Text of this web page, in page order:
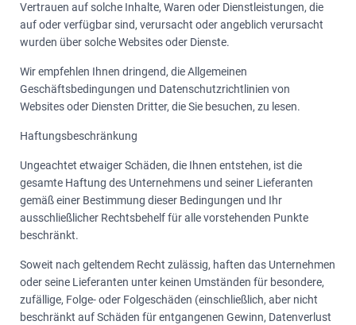
Vertrauen auf solche Inhalte, Waren oder Dienstleistungen, die
auf oder verfügbar sind, verursacht oder angeblich verursacht
wurden über solche Websites oder Dienste.
Wir empfehlen Ihnen dringend, die Allgemeinen
Geschäftsbedingungen und Datenschutzrichtlinien von
Websites oder Diensten Dritter, die Sie besuchen, zu lesen.
Haftungsbeschränkung
Ungeachtet etwaiger Schäden, die Ihnen entstehen, ist die
gesamte Haftung des Unternehmens und seiner Lieferanten
gemäß einer Bestimmung dieser Bedingungen und Ihr
ausschließlicher Rechtsbehelf für alle vorstehenden Punkte
beschränkt.
Soweit nach geltendem Recht zulässig, haften das Unternehmen
oder seine Lieferanten unter keinen Umständen für besondere,
zufällige, Folge- oder Folgeschäden (einschließlich, aber nicht
beschränkt auf Schäden für entgangenen Gewinn, Datenverlust